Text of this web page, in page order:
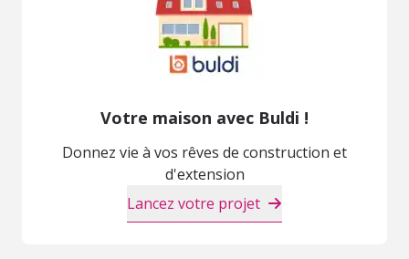
Votre maison avec Buldi !
Donnez vie à vos rêves de construction et
d'extension
Lancez votre projet